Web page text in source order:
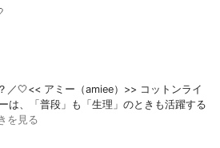
／🤍<< アミー（amiee）>> コットンライ
は、「普段」も「生理」のときも活躍する
を見る